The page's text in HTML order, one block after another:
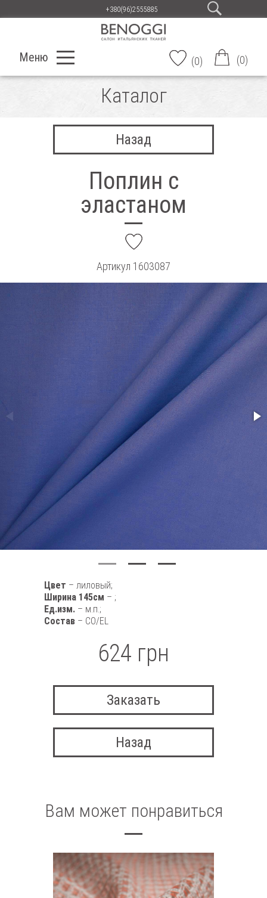
+380(96)2555885
Меню (0) (0)
Каталог
Назад
Поплин с
эластаном
Артикул 1603087
Цвет – лиловый;
Ширина 145см – ;
Ед.изм. – м.п.;
Состав – CO/EL
624 грн
Заказать
Назад
Вам может понравиться